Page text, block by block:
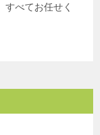
すべてお任せく